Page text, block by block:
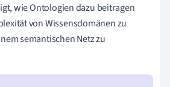
wie Ontologien dazu beitragen
von Wissensdomänen zu
semantischen Netz zu